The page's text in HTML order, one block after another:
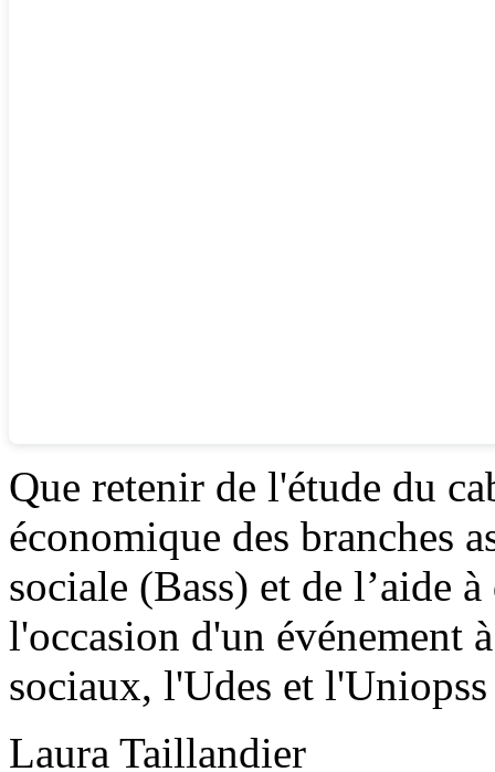
Que retenir de l'étude du
économique des branches
sociale (Bass) et de l’aide
l'occasion d'un événement
sociaux, l'Udes et l'Uniopss
Laura Taillandier